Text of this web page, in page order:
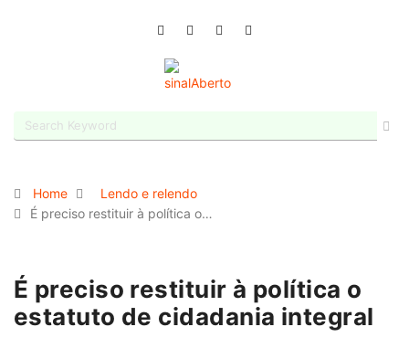
Home
Lendo e relendo
É preciso restituir à política o…
É preciso restituir à política o
estatuto de cidadania integral